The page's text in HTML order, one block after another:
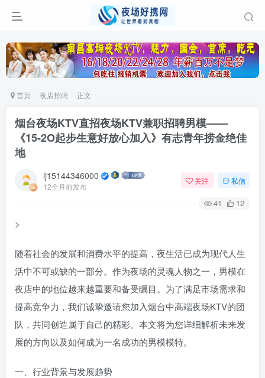
首页 夜店招聘 正文
烟台夜场KTV直招夜场KTV兼职招聘男模——
《15-2O起步生意好放心加入》有志青年捞金绝佳
地
lj15144346000
12个月前发布
关注 私信
41 12
>
随着社会的发展和消费水平的提高，夜生活已成为现代人生
活中不可或缺的一部分。作为夜场的灵魂人物之一，男模在
夜店中的地位越来越重要和备受瞩目。为了满足市场需求和
提高竞争力，我们诚挚邀请您加入烟台中高端夜场KTV的团
队，共同创造属于自己的精彩。本文将为您详细解析未来发
展的方向以及如何成为一名成功的男模模特。
一、行业背景与发展趋势